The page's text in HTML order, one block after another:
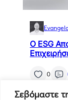
Σεβόμαστε
Ο ESG
0